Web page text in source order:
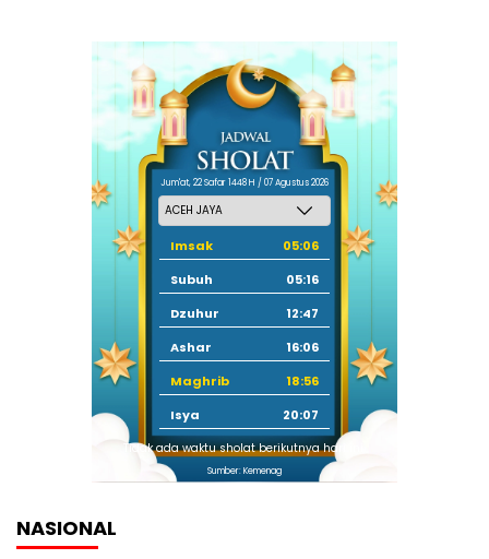
Jum'at, 22 Safar 1448 H / 07 Agustus 2026
Imsak
05:06
Subuh
05:16
Dzuhur
12:47
Ashar
16:06
Maghrib
18:56
Isya
20:07
Tidak ada waktu sholat berikutnya hari ini.
Sumber: Kemenag
NASIONAL